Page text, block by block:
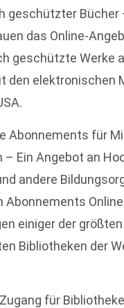
geschützter Bücher
das Online-
geschützte Werke
den elektronischen
Abonnements für
– Ein Angebot an
andere
Abonnements
einiger der
Bibliotheken der
für